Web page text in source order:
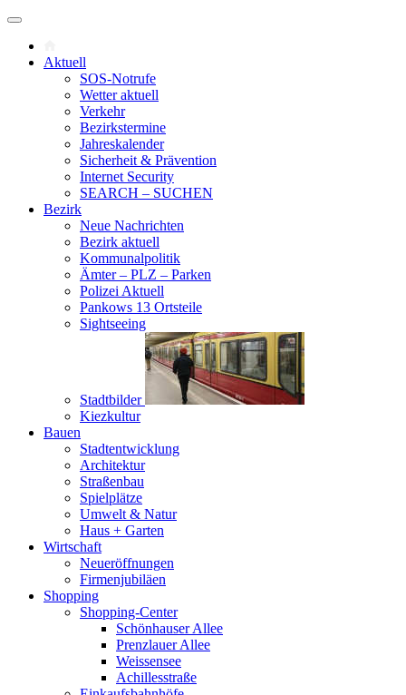
Aktuell
SOS-Notrufe
Wetter aktuell
Verkehr
Bezirkstermine
Jahreskalender
Sicherheit & Prävention
Internet Security
SEARCH – SUCHEN
Bezirk
Neue Nachrichten
Bezirk aktuell
Kommunalpolitik
Ämter – PLZ – Parken
Polizei Aktuell
Pankows 13 Ortsteile
Sightseeing
Stadtbilder
Kiezkultur
Bauen
Stadtentwicklung
Architektur
Straßenbau
Spielplätze
Umwelt & Natur
Haus + Garten
Wirtschaft
Neueröffnungen
Firmenjubiläen
Shopping
Shopping-Center
Schönhauser Allee
Prenzlauer Allee
Weissensee
Achillesstraße